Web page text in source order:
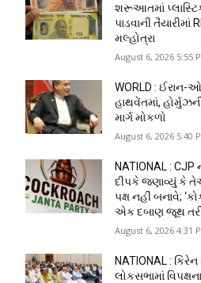
શરૂઆતમાં
પાડવાની
મલ્હોત્રા
August 6, 2026 5:55
WORLD : ઈરાન-
હાથવેંતમાં,
માર્ગ મોકળો
August 6, 2026 5:40
NATIONAL :
દીપકે જણાવ્યું કે
પક્ષ નહીં બનાવે;
એક દબાણ જૂથ
August 6, 2026 4:31
NATIONAL :
લોકસભામાં